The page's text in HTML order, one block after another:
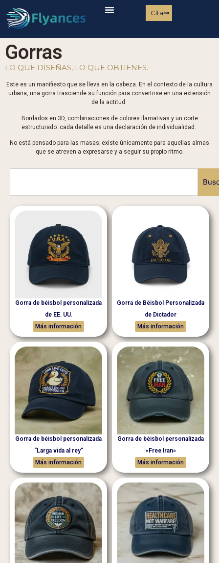
Cita
Gorras
LO QUE DISEÑAS, LO QUE OBTIENES.
Este es un manifiesto que se lleva en la cabeza. En el contexto de la cultura
urbana, una gorra trasciende su función para convertirse en una extensión
de la actitud.
Bordados en 3D, combinaciones de colores llamativas y un corte
estructurado: cada detalle es una declaración de individualidad.
No está pensado para las masas; existe únicamente para aquellas almas
que se atreven a expresarse y a seguir su propio ritmo.
Gorra de béisbol personalizada
de EE. UU.
Más información
Gorra de Béisbol Personalizada
de Dictador
Más información
Gorra de béisbol personalizada
“Larga vida al rey”
Más información
Gorra de béisbol personalizada
«Free Iran»
Más información